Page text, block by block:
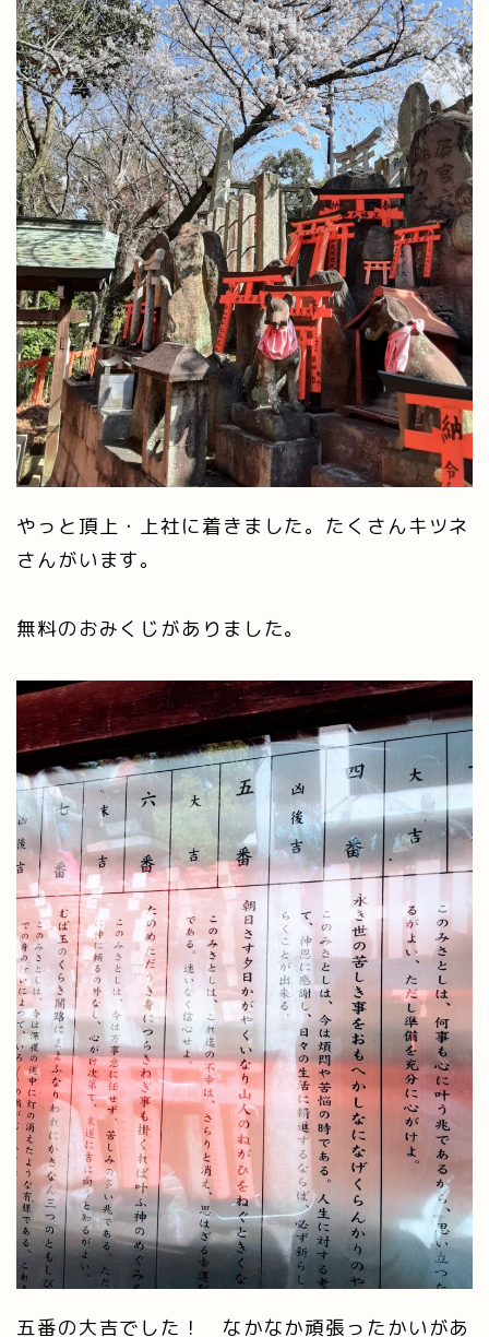
やっと頂上・上社に着きました。たくさんキツネ
さんがいます。
無料のおみくじがありました。
五番の大吉でした！ なかなか頑張ったかいがあ